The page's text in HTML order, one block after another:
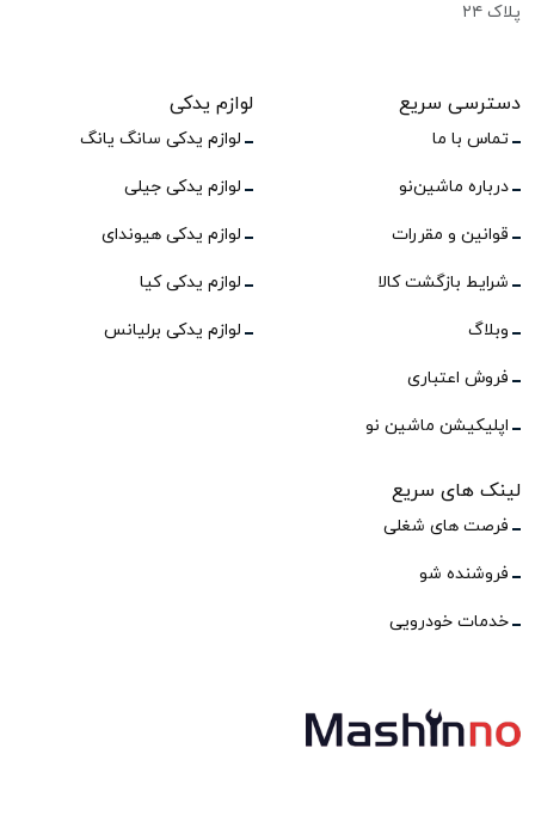
پلاک ۲۴
دسترسی سریع
تماس با ما
درباره ماشین‌نو
قوانین و مقررات
شرایط بازگشت کالا
وبلاگ
فروش اعتباری
اپلیکیشن ماشین نو
لوازم یدکی
لوازم یدکی سانگ یانگ
لوازم یدکی جیلی
لوازم یدکی هیوندای
لوازم یدکی کیا
لوازم یدکی برلیانس
لینک های سریع
فرصت های شغلی
فروشنده شو
خدمات خودرویی